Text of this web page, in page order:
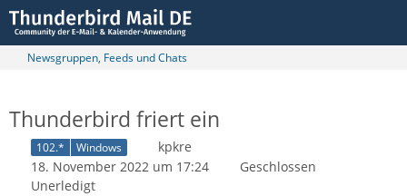
Newsgruppen, Feeds und Chats
Thunderbird friert ein
102.* Windows
kpkre
18. November 2022 um 17:24
Geschlossen
Unerledigt